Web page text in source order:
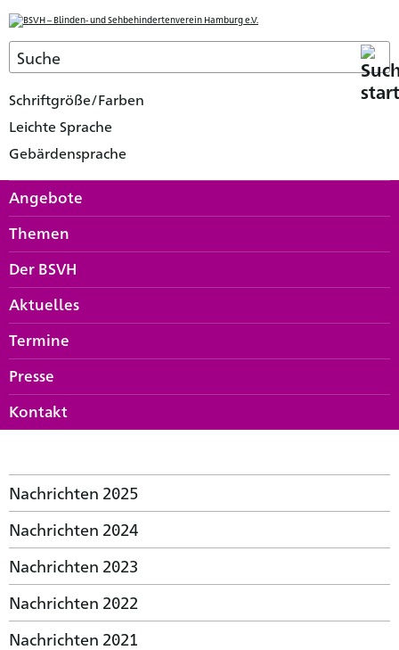
Schriftgröße/Farben
Leichte Sprache
Gebärdensprache
Angebote
Themen
Der BSVH
Aktuelles
Termine
Presse
Kontakt
Nachrichten 2025
Nachrichten 2024
Nachrichten 2023
Nachrichten 2022
Nachrichten 2021